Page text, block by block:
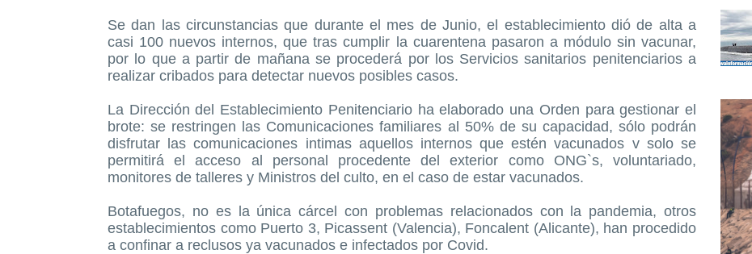
Se dan las circunstancias que durante el mes de Junio, el establecimiento dió de alta a
casi 100 nuevos internos, que tras cumplir la cuarentena pasaron a módulo sin vacunar,
por lo que a partir de mañana se procederá por los Servicios sanitarios penitenciarios a
realizar cribados para detectar nuevos posibles casos.
La Dirección del Establecimiento Penitenciario ha elaborado una Orden para gestionar el
brote: se restringen las Comunicaciones familiares al 50% de su capacidad, sólo podrán
disfrutar las comunicaciones intimas aquellos internos que estén vacunados v solo se
permitirá el acceso al personal procedente del exterior como ONG`s, voluntariado,
monitores de talleres y Ministros del culto, en el caso de estar vacunados.
Botafuegos, no es la única cárcel con problemas relacionados con la pandemia, otros
establecimientos como Puerto 3, Picassent (Valencia), Foncalent (Alicante), han procedido
a confinar a reclusos ya vacunados e infectados por Covid.